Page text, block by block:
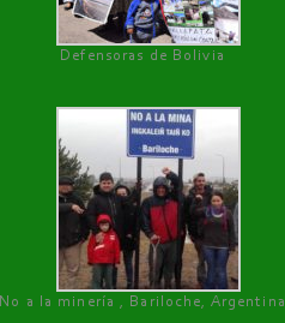
Defensoras de Bolivia
No a la minería , Bariloche, Argentina